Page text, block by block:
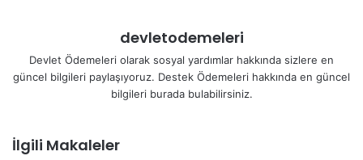
devletodemeleri
Devlet Ödemeleri olarak sosyal yardımlar hakkında sizlere en
güncel bilgileri paylaşıyoruz. Destek Ödemeleri hakkında en güncel
bilgileri burada bulabilirsiniz.
İlgili Makaleler